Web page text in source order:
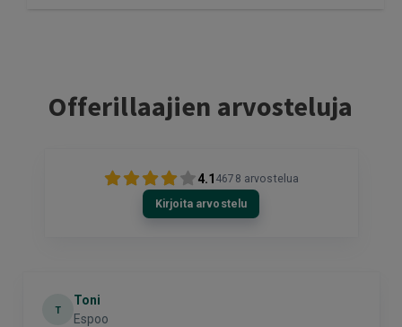
Offerillaajien arvosteluja
4.1 4678 arvostelua
Kirjoita arvostelu
T
Toni
Espoo